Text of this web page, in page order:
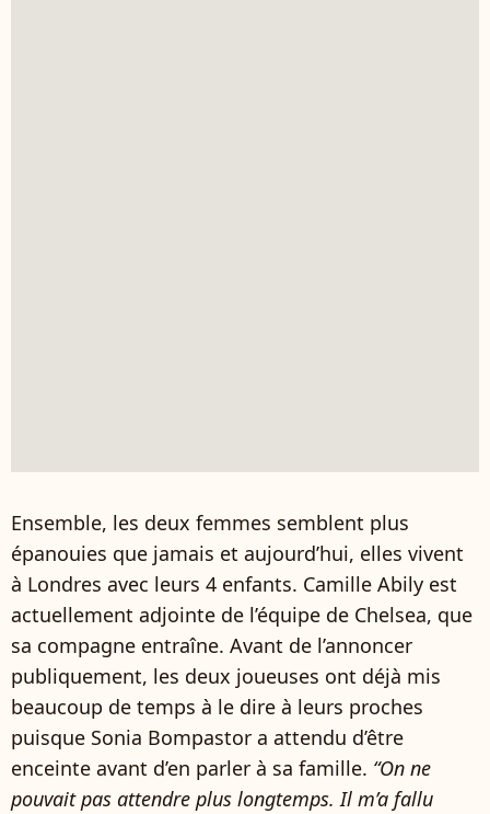
Ensemble, les deux femmes semblent plus
épanouies que jamais et aujourd’hui, elles vivent
à Londres avec leurs 4 enfants. Camille Abily est
actuellement adjointe de l’équipe de Chelsea, que
sa compagne entraîne. Avant de l’annoncer
publiquement, les deux joueuses ont déjà mis
beaucoup de temps à le dire à leurs proches
puisque Sonia Bompastor a attendu d’être
enceinte avant d’en parler à sa famille. “On ne
pouvait pas attendre plus longtemps. Il m’a fallu